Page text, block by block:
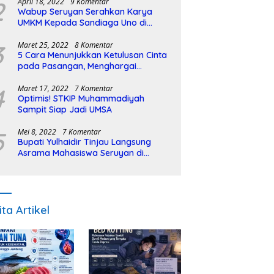
Wabup Seruyan Serahkan Karya
UMKM Kepada Sandiaga Uno di
Maret 25, 2022 8 Komentar
5 Cara Menunjukkan Ketulusan Cinta
pada Pasangan, Menghargai
Maret 17, 2022 7 Komentar
Optimis! STKIP Muhammadiyah
Sampit Siap Jadi UMSA
Mei 8, 2022 7 Komentar
Bupati Yulhaidir Tinjau Langsung
Asrama Mahasiswa Seruyan di
Artikel